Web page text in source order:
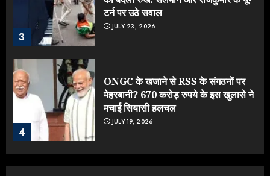
3
टर्न पर उठे सवाल
JULY 23, 2026
4
ONGC के खजाने से RSS के संगठनों पर
मेहरबानी? 670 करोड़ रुपये के इस खुलासे ने
मचाई सियासी हलचल
JULY 19, 2026